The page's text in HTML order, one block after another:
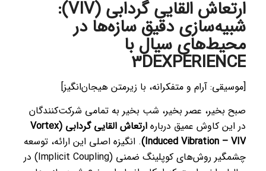
ارتعاش القایی گردابی (VIV):
شبیه‌سازی دقیق سازه‌ها در
محیط‌های سیال با
3DEXPERIENCE
[موسیقی: آرام و متفکرانه، با زیرمتن هیجان‌انگیز]
صبح بخیر، عصر بخیر، شب بخیر به تمامی شرکت‌کنندگان
در این کاوش عمیق درباره
ارتعاش القایی گردابی (Vortex
Induced Vibration – VIV) . انگیزه اصلی این ارائه، توسعه
چشمگیر روش‌های کوپلینگ ضمنی (Implicit Coupling) در